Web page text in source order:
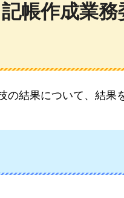
帳作成業
結果について、結果